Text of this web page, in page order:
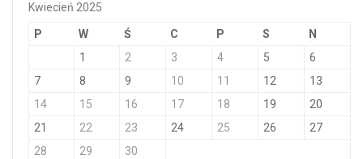
Kwiecień 2025
P W Ś C P S N
1 2 3 4 5
6
7
8 9 10 11 12
13
14
15 16 17 18 19
20
21
22 23 24 25 26
27
28
29 30